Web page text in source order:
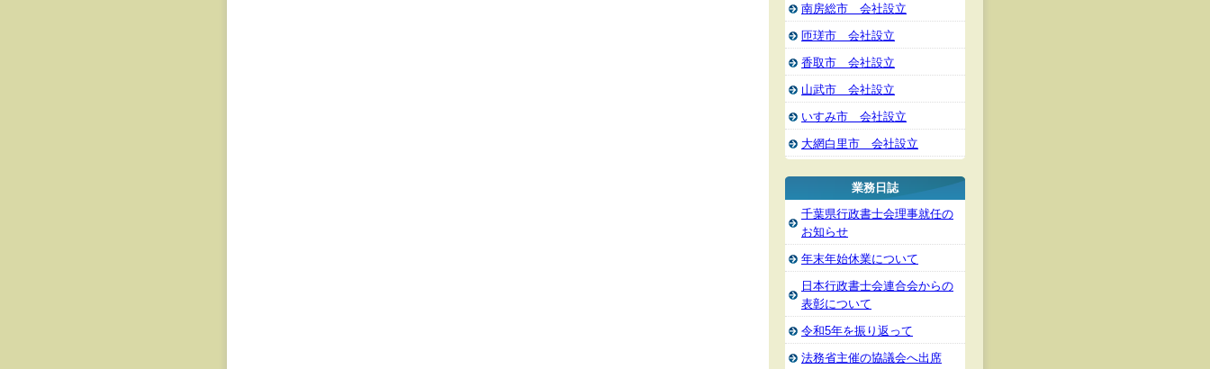
南房総市 会社設立
匝瑳市 会社設立
香取市 会社設立
山武市 会社設立
いすみ市 会社設立
大網白里市 会社設立
業務日誌
千葉県行政書士会理事就任の
お知らせ
年末年始休業について
日本行政書士会連合会からの
表彰について
令和5年を振り返って
法務省主催の協議会へ出席